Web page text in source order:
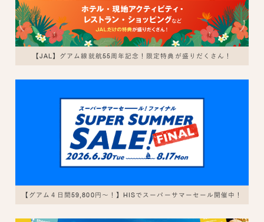
【JAL】グアム線就航55周年記念！限定特典が盛りだくさん！
【グアム４日間59,800円～！】HISでスーパーサマーセール開催中！